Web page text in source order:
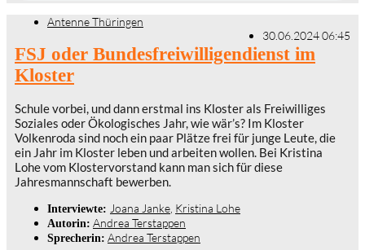
Antenne Thüringen
30.06.2024 06:45
FSJ oder Bundesfreiwilligendienst im
Kloster
Schule vorbei, und dann erstmal ins Kloster als Freiwilliges
Soziales oder Ökologisches Jahr, wie wär’s? Im Kloster
Volkenroda sind noch ein paar Plätze frei für junge Leute, die
ein Jahr im Kloster leben und arbeiten wollen. Bei Kristina
Lohe vom Klostervorstand kann man sich für diese
Jahresmannschaft bewerben.
Interviewte: Joana Janke Kristina Lohe
Autorin: Andrea Terstappen
Sprecherin: Andrea Terstappen